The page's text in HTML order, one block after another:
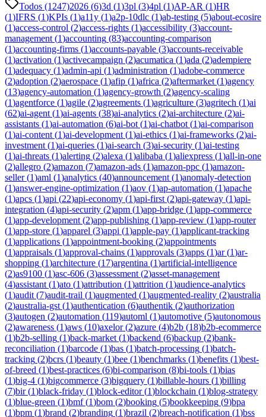
Todos (1247)2026 (6)3d (1)3pl (3)4pl (1)AP-AR (1)HR
(1)IFRS (1)KPIs (1)a11y (1)a2p-10dlc (1)ab-testing (5)about-ecosire
(1)access-control (2)access-rights (1)accessibility (3)account-
management (1)accounting (83)accounting-comparison
(1)accounting-firms (1)accounts-payable (3)accounts-receivable
(1)activation (1)activecampaign (2)acumatica (1)ada (2)adempiere
(1)adequacy (1)admin-api (1)administration (1)adobe-commerce
(2)adoption (2)aerospace (1)afip (1)africa (2)aftermarket (1)agency
(13)agency-automation (1)agency-growth (2)agency-scaling
(1)agentforce (1)agile (2)agreements (1)agriculture (3)agritech (1)ai
(62)ai-agent (1)ai-agents (38)ai-analytics (2)ai-architecture (2)ai-
assistants (1)ai-automation (6)ai-bot (1)ai-chatbot (1)ai-comparison
(1)ai-content (1)ai-development (1)ai-ethics (1)ai-frameworks (2)ai-
investment (1)ai-queries (1)ai-search (3)ai-security (1)ai-testing
(1)ai-threats (1)alerting (2)alexa (1)alibaba (1)aliexpress (1)all-in-one
(2)allegro (2)amazon (7)amazon-ads (1)amazon-ppc (1)amazon-
seller(1)aml (1)analytics (40)announcement (1)anomaly-detection
(1)answer-engine-optimization (1)aov (1)ap-automation (1)apache
(1)apcs (1)api (22)api-economy (1)api-first (2)api-gateway (1)api-
integration (4)api-security (2)apm (1)app-bridge (1)app-commerce
(1)app-development (2)app-publishing (1)app-review (1)app-router
(1)app-store (1)apparel (3)appi (1)apple-pay (1)applicant-tracking
(1)applications (1)appointment-booking (2)appointments
(1)appraisals (1)approval-chains (1)approvals (3)apps (1)ar(1)ar-
shopping (1)architecture (17)argentina (1)artificial-intelligence
(2)as9100 (1)asc-606 (3)assessment (2)asset-management
(4)assistant (1)ato (1)attribution (1)attrition (1)audience-analytics
(1)audit (7)audit-trail (1)augmented (1)augmented-reality (2)australia
(2)australia-gst (1)authentication (6)authentik (2)authorization
(3)autogen (2)automation (119)automl (1)automotive (5)autonomous
(2)awareness (1)aws (10)axelor(2)azure (4)b2b (18)b2b-ecommerce
(1)b2b-selling (1)back-market (1)backend (6)backup (2)bank-
reconciliation (1)barcode (1)bas (1)batch-processing (1)batch-
tracking (2)bcrs (1)beauty (1)bee (1)benchmarks (1)benefits (1)best-
of-breed (1)best-practices (6)bi-comparison (8)bi-tools (1)bias
(1)big-4 (1)bigcommerce (3)bigquery (1)billable-hours (1)billing
(7)bir(1)black-friday (1)block-editor(1)blockchain (1)blog-strategy
(1)blue-green (1)bmf(1)bom (2)booking (5)bookkeeping (9)bpa
(1)bpm (1)brand (2)branding (1)brazil (2)breach-notification (1)bss